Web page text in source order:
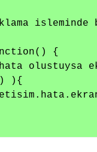
isleminde
{
olustuysa
){